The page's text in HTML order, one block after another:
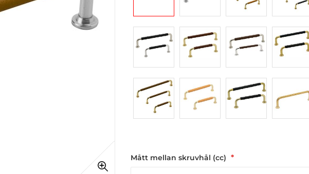
Mått mellan skruvhål (cc)